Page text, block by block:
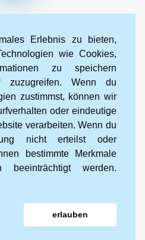
(EU)
Sachsen e. V.
Straße 46
Dresden
328 99 88 2
566 94 16
sachsen.de
Erlebnis zu bieten,
wie Cookies,
zu speichern
zuzugreifen. Wenn du
zustimmst, können wir
oder eindeutige
verarbeiten. Wenn du
nicht erteilst oder
bestimmte Merkmale
beeinträchtigt werden.
erlauben